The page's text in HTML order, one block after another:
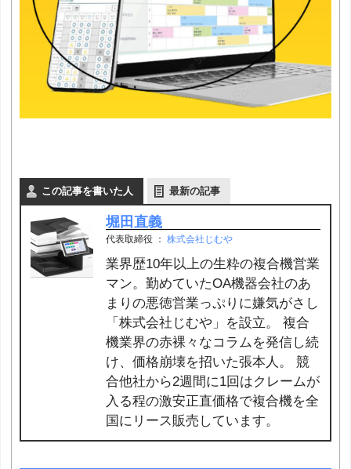
この記事を書いた人 最新の記事
堀田直義
代表取締役 ： 株式会社じむや
業界歴10年以上の生粋の複合機営業
マン。勤めていたOA機器会社のあ
まりの悪徳営業っぷりに嫌気がさし
「株式会社じむや」を設立。 複合
機業界の赤裸々なコラムを発信し続
け、価格崩壊を招いた張本人。 競
合他社から2週間に1回はクレームが
入る程の激安正直価格で複合機を全
国にリース販売しています。